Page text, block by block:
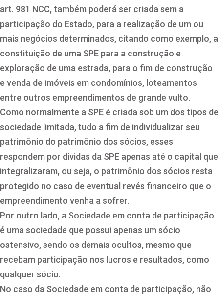
art. 981 NCC, também poderá ser criada sem a
participação do Estado, para a realização de um ou
mais negócios determinados, citando como exemplo, a
constituição de uma SPE para a construção e
exploração de uma estrada, para o fim de construção
e venda de imóveis em condomínios, loteamentos
entre outros empreendimentos de grande vulto.
Como normalmente a SPE é criada sob um dos tipos de
sociedade limitada, tudo a fim de individualizar seu
patrimônio do patrimônio dos sócios, esses
respondem por dívidas da SPE apenas até o capital que
integralizaram, ou seja, o patrimônio dos sócios resta
protegido no caso de eventual revés financeiro que o
empreendimento venha a sofrer.
Por outro lado, a Sociedade em conta de participação
é uma sociedade que possui apenas um sócio
ostensivo, sendo os demais ocultos, mesmo que
recebam participação nos lucros e resultados, como
qualquer sócio.
No caso da Sociedade em conta de participação, não